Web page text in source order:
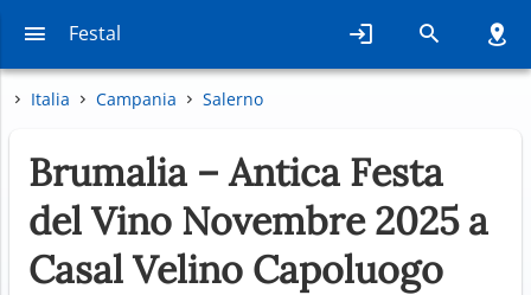
Festal
Italia Campania Salerno
Brumalia – Antica Festa
del Vino Novembre 2025 a
Casal Velino Capoluogo